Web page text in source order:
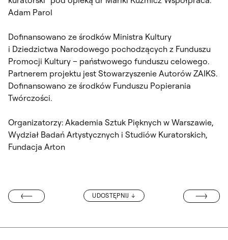
Adam Parol
Dofinansowano ze środków Ministra Kultury
i Dziedzictwa Narodowego pochodzących z Funduszu
Promocji Kultury – państwowego funduszu celowego.
Partnerem projektu jest Stowarzyszenie Autorów ZAIKS.
Dofinansowano ze środków Funduszu Popierania
Twórczości.
Organizatorzy: Akademia Sztuk Pięknych w Warszawie,
Wydział Badań Artystycznych i Studiów Kuratorskich,
Fundacja Arton
UDOSTĘPNIJ
– RYTOWNIK”
SEN MNIE ZE